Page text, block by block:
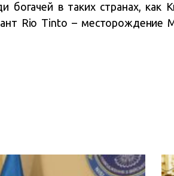
богачей в таких странах, как
Rio Tinto – месторождение